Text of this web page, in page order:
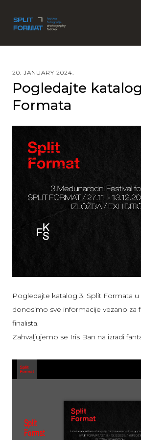
20. JANUARY 2024.
Pogledajte
Formata
Pogledajte katalog 3. Split Formata
donosimo sve informacije vezano za
finalista.
Zahvaljujemo se Iris Ban na izradi